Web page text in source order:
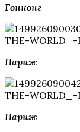
Гонконг
Париж
Париж